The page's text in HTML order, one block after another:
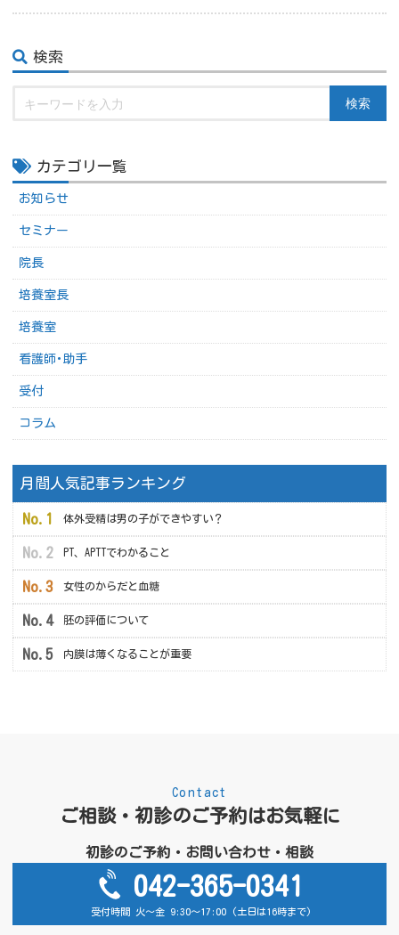
検索
検索
カテゴリ一覧
お知らせ
セミナー
院長
培養室長
培養室
看護師･助手
受付
コラム
月間人気記事ランキング
体外受精は男の子ができやすい？
PT、APTTでわかること
女性のからだと血糖
胚の評価について
内膜は薄くなることが重要
ご相談・初診のご予約はお気軽に
Contact
初診のご予約・お問い合わせ・相談
042-365-0341
受付時間 火～金 9:30～17:00 (土日は16時まで)